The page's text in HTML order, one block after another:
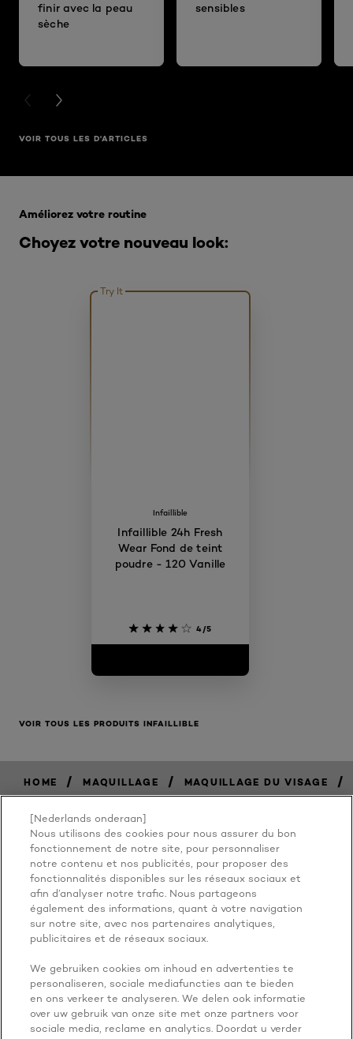
finir avec la peau
sèche
sensibles
PREVIOUS CARD
NEXT CARD
VOIR TOUS LES D'ARTICLES
Choyez votre nouveau look:
Améliorez votre routine
Try It
Infaillible
Infaillible 24h Fresh
Wear Fond de teint
poudre - 120 Vanille
4/5
VOIR TOUS LES PRODUITS INFAILLIBLE
HOME / MAQUILLAGE / MAQUILLAGE DU VISAGE /
BECAUSE
YOU'RE
WORTH IT
[Nederlands onderaan]
Nous utilisons des cookies pour nous assurer du bon
fonctionnement de notre site, pour personnaliser
notre contenu et nos publicités, pour proposer des
fonctionnalités disponibles sur les réseaux sociaux et
afin d’analyser notre trafic. Nous partageons
également des informations, quant à votre navigation
sur notre site, avec nos partenaires analytiques,
publicitaires et de réseaux sociaux.
We gebruiken cookies om inhoud en advertenties te
personaliseren, sociale mediafuncties aan te bieden
en ons verkeer te analyseren. We delen ook informatie
over uw gebruik van onze site met onze partners voor
sociale media, reclame en analytics. Doordat u verder